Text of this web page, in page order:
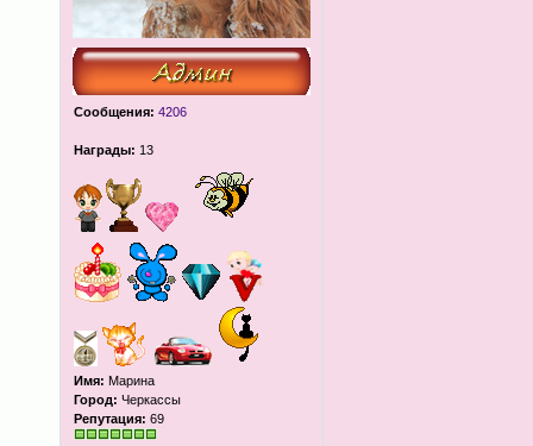
Сообщения: 4206
Награды: 13
Имя: Марина
Город: Черкассы
Репутация: 69